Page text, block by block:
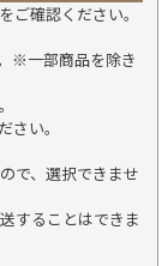
ご確認ください。
※一部商品を除き
い。
で、選択できませ
することはできま